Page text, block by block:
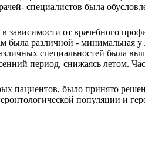
специалистов была
от врачебного
различной - минимальная у
специальностей была
период, снижаясь летом.
пациентов, было принято
популяции и